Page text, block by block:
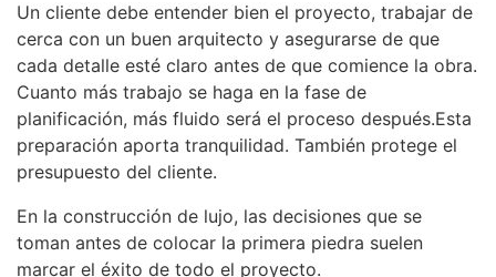
Un cliente debe entender bien el proyecto, trabajar de
cerca con un buen arquitecto y asegurarse de que
cada detalle esté claro antes de que comience la obra.
Cuanto más trabajo se haga en la fase de
planificación, más fluido será el proceso después.Esta
preparación aporta tranquilidad. También protege el
presupuesto del cliente.
En la construcción de lujo, las decisiones que se
toman antes de colocar la primera piedra suelen
marcar el éxito de todo el proyecto.